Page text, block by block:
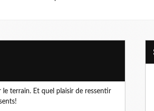
terrain. Et quel plaisir de ressentir